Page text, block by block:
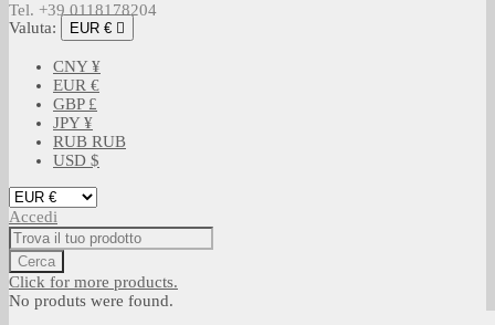
Tel. +39 0118178204
Valuta:
EUR € 
CNY ¥
EUR €
GBP £
JPY ¥
RUB RUB
USD $
Accedi
Cerca
Click for more products.
No produts were found.